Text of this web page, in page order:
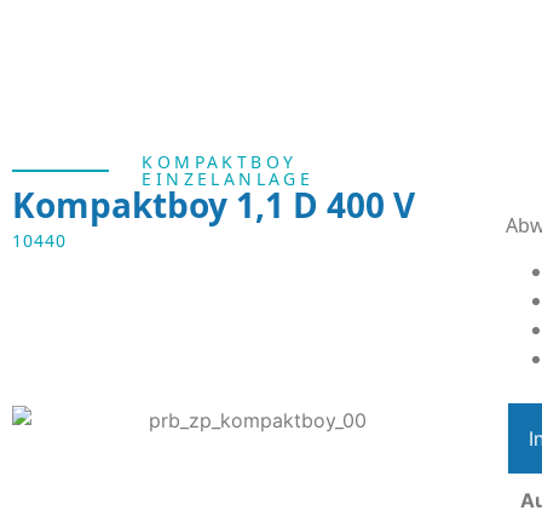
KOMPAKTBOY
EINZELANLAGE
Kompaktboy 1,1 D 400 V
10440